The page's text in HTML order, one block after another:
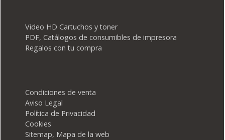
Video HD Cartuchos y toner
PDF, Catálogos de consumibles de impresora
Regalos con tu compra
Condiciones de venta
Aviso Legal
Política de Privacidad
Cookies
Sitemap, Mapa de la web